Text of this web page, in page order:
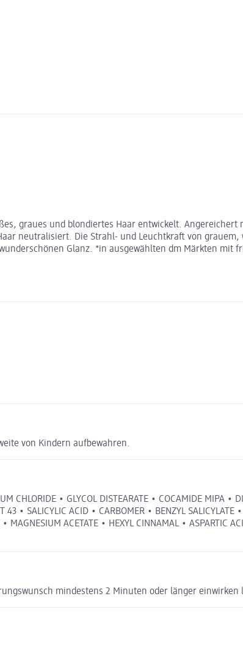
graues und blondiertes Haar entwickelt.
neutralisiert. Die Strahl- und Leuchtkraft von
Glanz. *in ausgewählten dm Märkten mit
von Kindern aufbewahren.
CHLORIDE • GLYCOL DISTEARATE • COCAMIDE MIPA •
• SALICYLIC ACID • CARBOMER • BENZYL SALICYLATE
MAGNESIUM ACETATE • HEXYL CINNAMAL • ASPARTIC
mindestens 2 Minuten oder länger